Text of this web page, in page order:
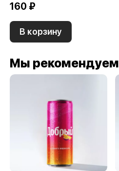
160 ₽
В корзину
Мы рекомендуем